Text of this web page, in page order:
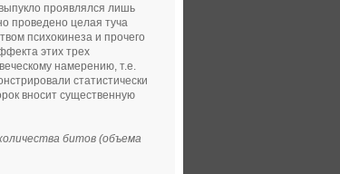
проявлялся лишь
проведено целая туча
психокинеза и прочего
этих трех
намерению, т.е.
статистически
вносит существенную
битов (объема